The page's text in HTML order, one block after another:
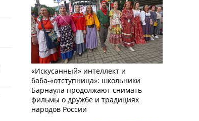
«Искусанный» интеллект и
баба-«отступница»: школьники
Барнаула продолжают снимать
фильмы о дружбе и традициях
народов России